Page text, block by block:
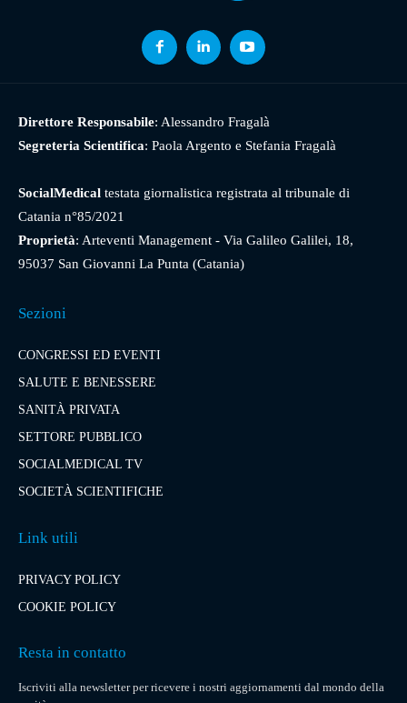
Direttore Responsabile: Alessandro Fragalà
Segreteria Scientifica: Paola Argento e Stefania Fragalà
SocialMedical testata giornalistica registrata al tribunale di
Catania n°85/2021
Proprietà: Arteventi Management - Via Galileo Galilei, 18,
95037 San Giovanni La Punta (Catania)
Sezioni
CONGRESSI ED EVENTI
SALUTE E BENESSERE
SANITÀ PRIVATA
SETTORE PUBBLICO
SOCIALMEDICAL TV
SOCIETÀ SCIENTIFICHE
Link utili
PRIVACY POLICY
COOKIE POLICY
Resta in contatto
Iscriviti alla newsletter per ricevere i nostri aggiornamenti dal mondo della